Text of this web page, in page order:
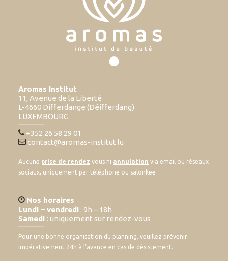
Aromas Institut
11, Avenue de la Liberté
L-4660 Differdange (Déifferdang)
LUXEMBOURG
+352 26 58 29 01
contact@aromas-institut.lu
Aucune prise de rendez vous ni annulation via email ou réseaux
sociaux, uniquement par téléphone ou salonkee
Nos horaires
Lundi – vendredi : 9h – 18h
Samedi : uniquement sur rendez-vous
Pour une bonne organisation du planning, veuillez prévenir
impérativement 24h à l’avance en cas de désistement.